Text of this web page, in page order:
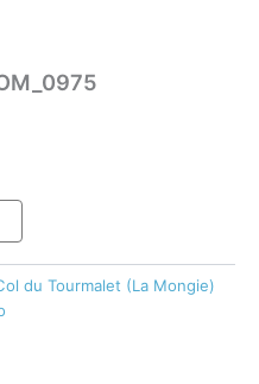
du Tourmalet (La Mongie)